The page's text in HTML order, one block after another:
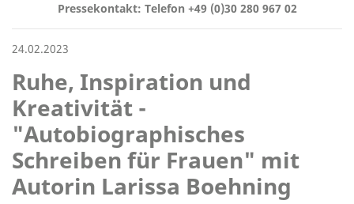
Pressekontakt: Telefon +49 (0)30 280 967 02
24.02.2023
Ruhe, Inspiration und
Kreativität -
"Autobiographisches
Schreiben für Frauen" mit
Autorin Larissa Boehning